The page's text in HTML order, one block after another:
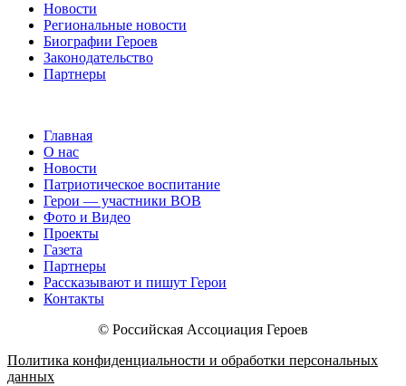
Новости
Региональные новости
Биографии Героев
Законодательство
Партнеры
Главная
О нас
Новости
Патриотическое воспитание
Герои — участники ВОВ
Фото и Видео
Проекты
Газета
Партнеры
Рассказывают и пишут Герои
Контакты
© Российская Ассоциация Героев
Политика конфиденциальности и обработки персональных
данных